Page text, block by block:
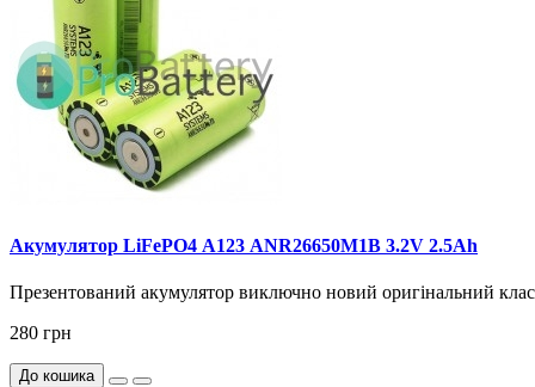
Акумулятор LiFePO4 А123 ANR26650M1B 3.2V 2.5Ah
Презентований акумулятор виключно новий оригінальний
280 грн
До кошика